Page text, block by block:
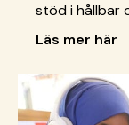
stöd i hållbar
tryggare
Läs mer här